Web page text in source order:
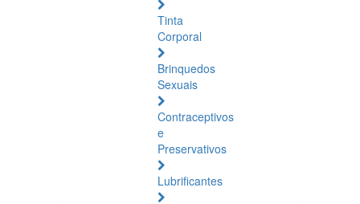
Tinta
Corporal
Brinquedos
Sexuais
Contraceptivos
e
Preservativos
Lubrificantes